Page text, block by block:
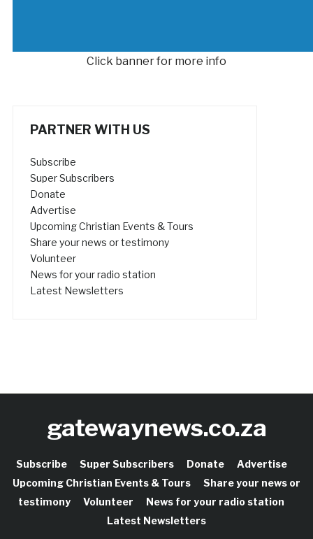
Click banner for more info
PARTNER WITH US
Subscribe
Super Subscribers
Donate
Advertise
Upcoming Christian Events & Tours
Share your news or testimony
Volunteer
News for your radio station
Latest Newsletters
gatewaynews.co.za
Subscribe Super Subscribers Donate
Advertise
Upcoming Christian Events & Tours
Share your news or
testimony
Volunteer
News for your radio station
Latest Newsletters